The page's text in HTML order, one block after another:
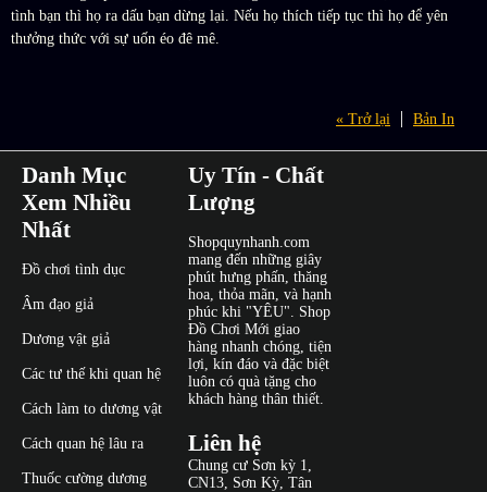
tình bạn thì họ ra dấu bạn dừng lại. Nếu họ thích tiếp tục thì họ để yên
thưởng thức với sự uốn éo đê mê.
Bản In
« Trở lại
Danh Mục
Xem Nhiều
Nhất
Đồ chơi tình dục
Âm đạo giả
Dương vật giả
Các tư thế khi quan hệ
Cách làm to dương vật
Cách quan hệ lâu ra
Thuốc cường dương
Uy Tín - Chất
Lượng
Shopquynhanh.com
mang đến những giây
phút hưng phấn, thăng
hoa, thỏa mãn, và hạnh
phúc khi "YÊU". Shop
Đồ Chơi Mới giao
hàng nhanh chóng, tiện
lợi, kín đáo và đặc biệt
luôn có quà tặng cho
khách hàng thân thiết.
Liên hệ
Chung cư Sơn kỳ 1,
CN13, Sơn Kỳ, Tân